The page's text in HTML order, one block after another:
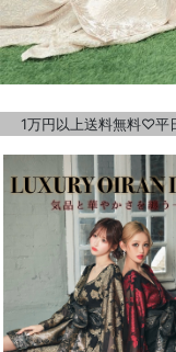
1万円以上送料無料♡平